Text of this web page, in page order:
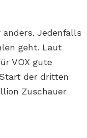
anders. Jedenfalls
geht. Laut
VOX gute
der dritten
Zuschauer